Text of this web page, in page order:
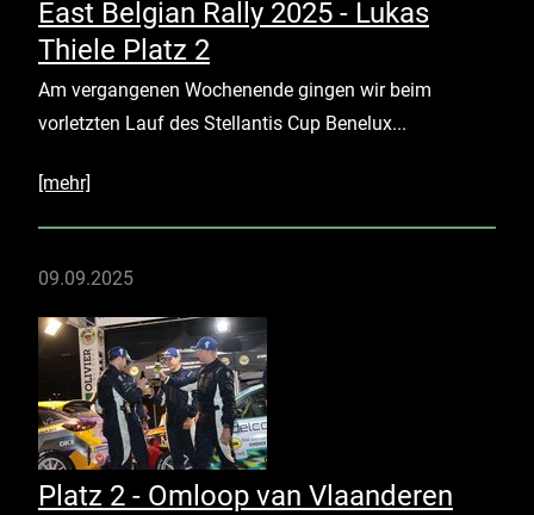
East Belgian Rally 2025 - Lukas
Thiele Platz 2
Am vergangenen Wochenende gingen wir beim
vorletzten Lauf des Stellantis Cup Benelux...
[mehr]
09.09.2025
Platz 2 - Omloop van Vlaanderen